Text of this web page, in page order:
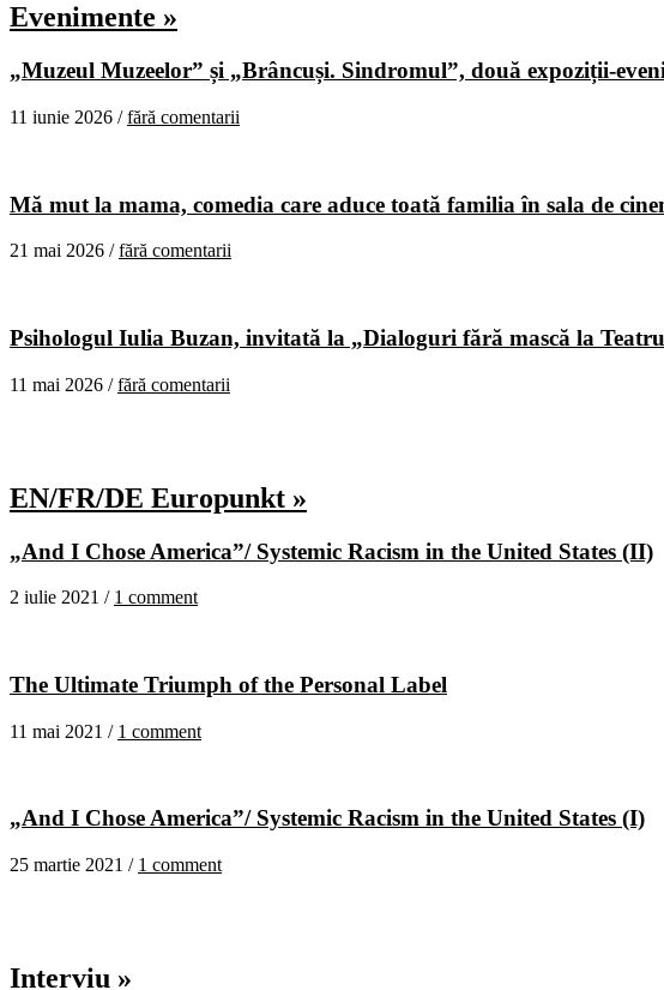
Evenimente »
„Muzeul Muzeelor” și „Brâncuși. Sindromul”, două expoziții-
11 iunie 2026 /fără comentarii
Mă mut la mama, comedia care aduce toată familia în sala de
21 mai 2026 /fără comentarii
Psihologul Iulia Buzan, invitată la „Dialoguri fără mască la
11 mai 2026 /fără comentarii
EN/FR/DE Europunkt »
„And I Chose America”/ Systemic Racism in the United States (II)
2 iulie 2021 / 1 comment
The Ultimate Triumph of the Personal Label
11 mai 2021 / 1 comment
„And I Chose America”/ Systemic Racism in the United States (I)
25 martie 2021 / 1 comment
Interviu »